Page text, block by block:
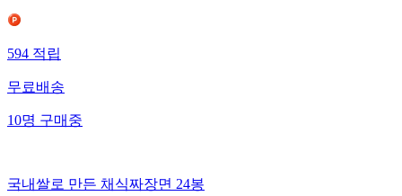
594적립
무료배송
10명구매중
국내쌀로 만든 채식짜장면 24봉